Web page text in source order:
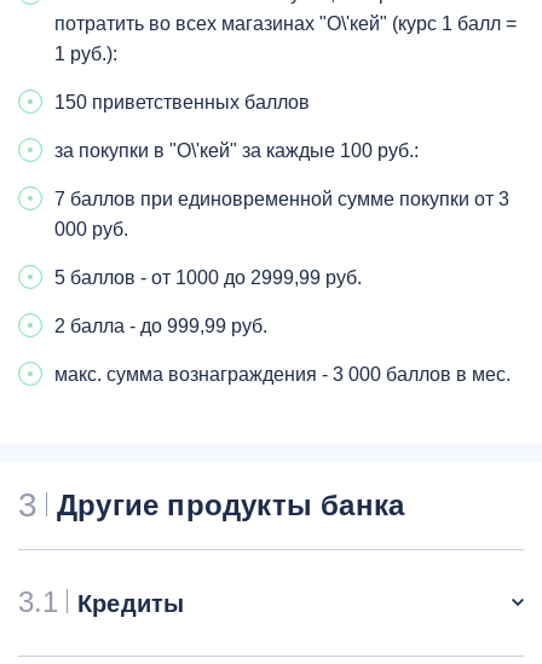
потратить во всех магазинах "О\'кей" (курс 1 балл =
1 руб.):
150 приветственных баллов
за покупки в "О\'кей" за каждые 100 руб.:
7 баллов при единовременной сумме покупки от 3
000 руб.
5 баллов - от 1000 до 2999,99 руб.
2 балла - до 999,99 руб.
макс. сумма вознаграждения - 3 000 баллов в мес.
3 Другие продукты банка
3.1 Кредиты